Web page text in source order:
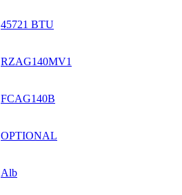
45721 BTU
RZAG140MV1
FCAG140B
OPTIONAL
Alb